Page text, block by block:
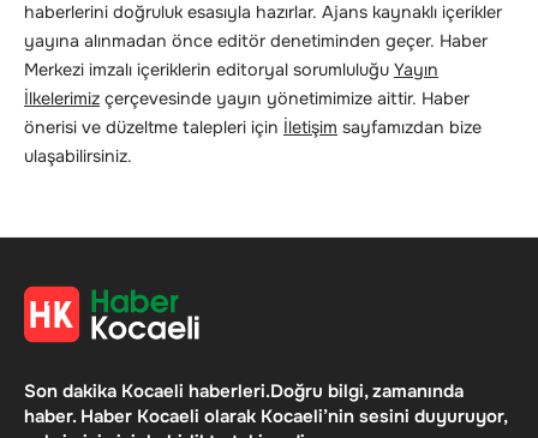
haberlerini doğruluk esasıyla hazırlar. Ajans kaynaklı içerikler
yayına alınmadan önce editör denetiminden geçer. Haber
Merkezi imzalı içeriklerin editoryal sorumluluğu Yayın
İlkelerimiz çerçevesinde yayın yönetimimize aittir. Haber
önerisi ve düzeltme talepleri için İletişim sayfamızdan bize
ulaşabilirsiniz.
Son dakika Kocaeli haberleri.Doğru bilgi, zamanında
haber. Haber Kocaeli olarak Kocaeli’nin sesini duyuruyor,